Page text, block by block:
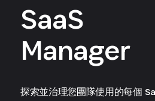
SaaS
Manager
探索並治理您團隊使用的每個